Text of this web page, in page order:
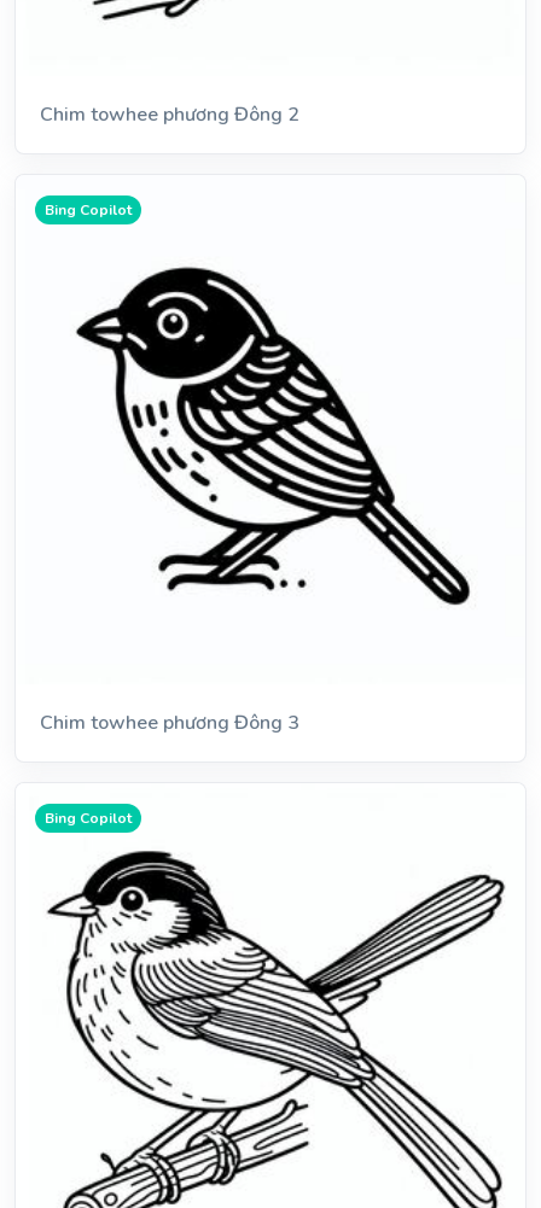
Chim towhee phương Đông 2
Bing Copilot
Chim towhee phương Đông 3
Bing Copilot